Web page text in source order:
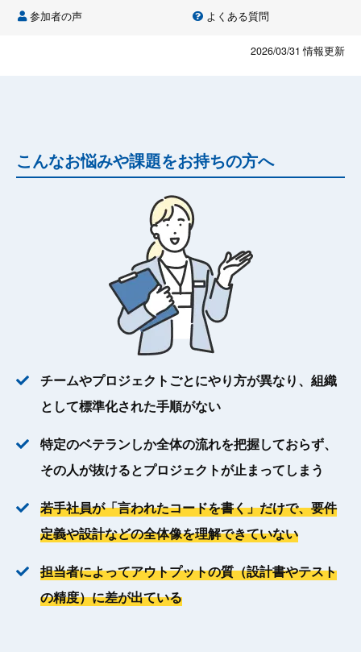
参加者の声 よくある質問
2026/03/31 情報更新
こんなお悩みや課題をお持ちの方へ
チームやプロジェクトごとにやり方が異なり、組織
として標準化された手順がない
特定のベテランしか全体の流れを把握しておらず、
その人が抜けるとプロジェクトが止まってしまう
若手社員が「言われたコードを書く」だけで、要件
定義や設計などの全体像を理解できていない
担当者によってアウトプットの質（設計書やテスト
の精度）に差が出ている